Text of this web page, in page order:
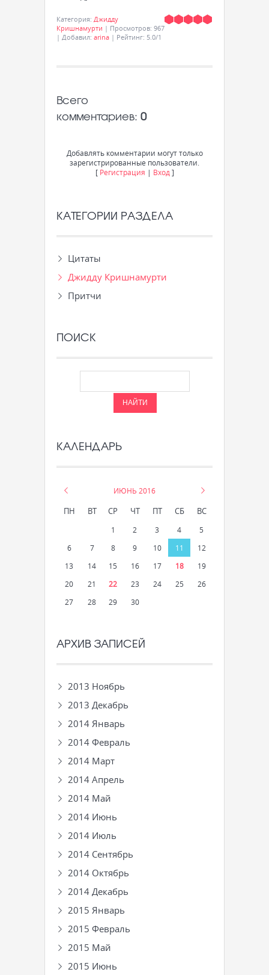
Категория: Джидду
Кришнамурти | Просмотров: 967
| Добавил: arina | Рейтинг: 5.0/1
Всего
комментариев: 0
Добавлять комментарии могут только
зарегистрированные пользователи.
[ Регистрация | Вход ]
КАТЕГОРИИ РАЗДЕЛА
Цитаты
Джидду Кришнамурти
Притчи
ПОИСК
КАЛЕНДАРЬ
ИЮНЬ 2016
ПН ВТ СР ЧТ ПТ СБ ВС
1 2 3 4
5
6
7 8 9 10 11
12
13
14 15 16 17 18
19
20
21 22 23 24 25
26
27
28 29 30
АРХИВ ЗАПИСЕЙ
2013 Ноябрь
2013 Декабрь
2014 Январь
2014 Февраль
2014 Март
2014 Апрель
2014 Май
2014 Июнь
2014 Июль
2014 Сентябрь
2014 Октябрь
2014 Декабрь
2015 Январь
2015 Февраль
2015 Май
2015 Июнь